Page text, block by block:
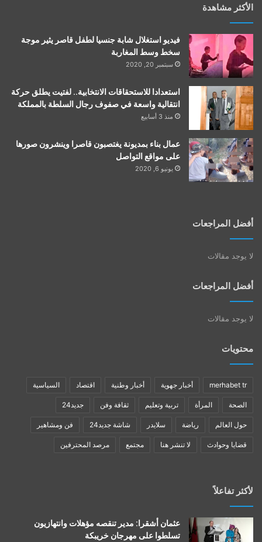
الأكثر مشاهدة
فيديو استغلال شابة جنسيا لطفل قاصر يثير موجة
سخط وسط المغاربة
سبتمبر 20, 2020
استعدادا للاستحقاقات الانتخابية.. لفتيت يطلق حركة
انتقالية واسعة في صفوف رجال السلطة بالمملكة
منذ 3 أسابيع
عمال بناء بمديونة يغتصبون قاصرا وينشرون صورها
على مواقع التواصل
يونيو 6, 2020
أفضل المراجعات
لا يوجد مقالات
أفضل المراجعات
لا يوجد مقالات
محتويات
merhabet tr أخبار جهوية أخبار وطنية اقتصاد السياسية
الصحة المرأة تربية وتعليم ثقافة وفن جديد24
حول العالم رياضة سلايدر شاشة جديد24 فن ومشاهير
قضايا وحوادث لا تنشر هنا مجتمع مرصد المحترفين
لأكثر تفاعلاً
عثمان أشقرا: مدير تنقصه مؤهلات وانتهازيون
تسلطوا على مهرجان خريبكة